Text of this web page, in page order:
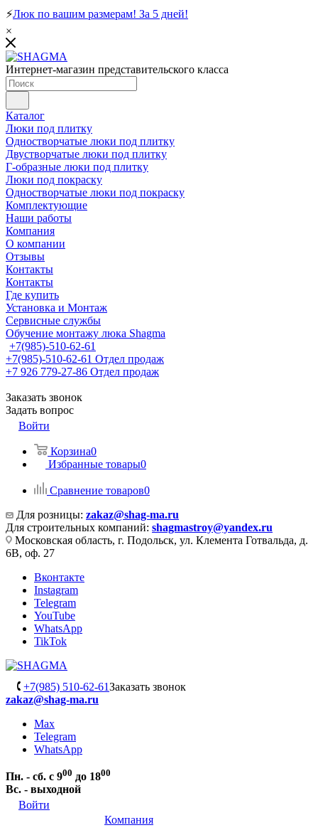
⚡Люк по вашим размерам! За 5 дней!
×
Интернет-магазин представительского класса
Каталог
Люки под плитку
Одностворчатые люки под плитку
Двустворчатые люки под плитку
Г-образные люки под плитку
Люки под покраску
Одностворчатые люки под покраску
Комплектующие
Наши работы
Компания
О компании
Отзывы
Контакты
Контакты
Где купить
Установка и Монтаж
Сервисные службы
Обучение монтажу люка Shagma
+7(985)-510-62-61
+7(985)-510-62-61 Отдел продаж
‪+7 926 779-27-86‬ Отдел продаж
Заказать звонок
Задать вопрос
Войти
Корзина0
Избранные товары0
Сравнение товаров0
Для розницы: zakaz@shag-ma.ru
Для строительных компаний: shagmastroy@yandex.ru
Московская область, г. Подольск, ул. Клемента Готвальда, д.
6В, оф. 27
Вконтакте
Instagram
Telegram
YouTube
WhatsApp
TikTok
+7(985) 510-62-61Заказать звонок
zakaz@shag-ma.ru
Max
Telegram
WhatsApp
Пн. - сб. с 900 до 1800
Вс. - выходной
Войти
Компания